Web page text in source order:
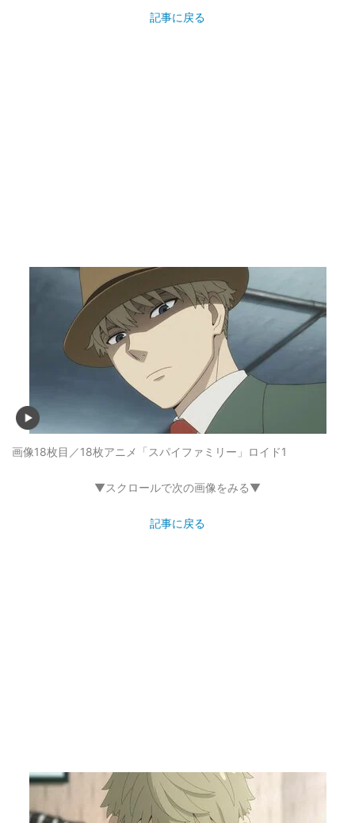
記事に戻る
画像18枚目／18枚アニメ「スパイファミリー」ロイド1
▼スクロールで次の画像をみる▼
記事に戻る